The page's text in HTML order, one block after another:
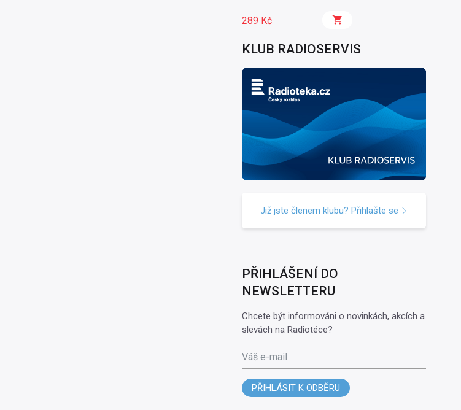
289 Kč
KLUB RADIOSERVIS
Již jste členem klubu? Přihlašte se
PŘIHLÁŠENÍ DO
NEWSLETTERU
Chcete být informováni o novinkách, akcích a
slevách na Radiotéce?
Váš e-mail
PŘIHLÁSIT K ODBĚRU